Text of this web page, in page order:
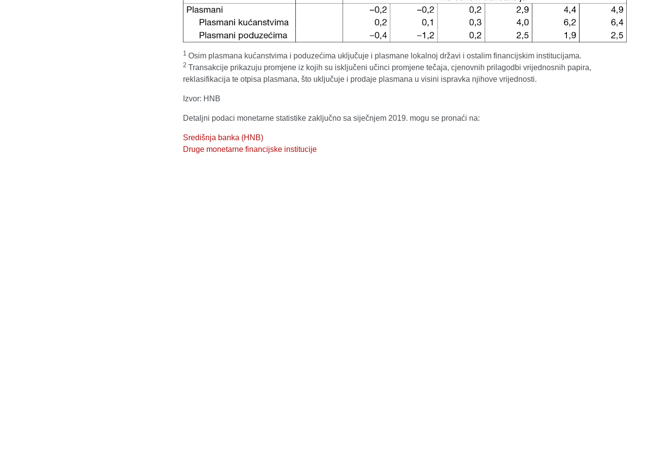
1 Osim plasmana kućanstvima i poduzećima uključuje i plasmane lokalnoj državi i ostalim financijskim institucijama.
2 Transakcije prikazuju promjene iz kojih su isključeni učinci promjene tečaja, cjenovnih prilagodbi vrijednosnih papira,
reklasifikacija te otpisa plasmana, što uključuje i prodaje plasmana u visini ispravka njihove vrijednosti.
Izvor: HNB
Detaljni podaci monetarne statistike zaključno sa siječnjem 2019. mogu se pronaći na:
Središnja banka (HNB)
Druge monetarne financijske institucije